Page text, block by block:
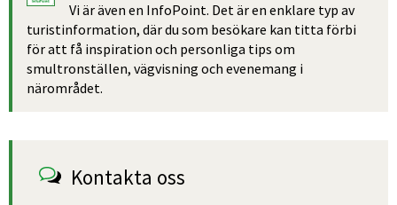
Vi är även en InfoPoint. Det är en enklare typ av
turistinformation, där du som besökare kan titta förbi
för att få inspiration och personliga tips om
smultronställen, vägvisning och evenemang i
närområdet.
Kontakta oss